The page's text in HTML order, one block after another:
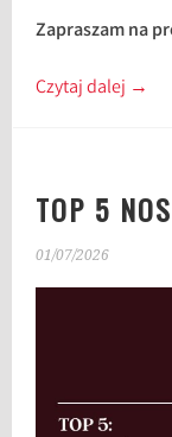
Zapraszam na
Czytaj dalej →
TOP 5
01/07/2026